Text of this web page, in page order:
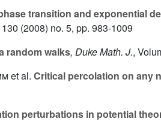
transition and exponential
(2008) no. 5, pp. 983-1009
random walks, Duke Math. J.,
et al. Critical percolation on any
perturbations in potential